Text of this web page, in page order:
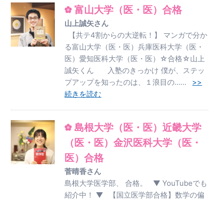
富山大学（医・医）合格
山上誠矢さん
【共テ4割からの大逆転！】 マンガで分か
る富山大学（医・医）兵庫医科大学（医・
医）愛知医科大学（医・医）☆合格☆山上
誠矢くん 入塾のきっかけ 僕が、ステッ
プアップを知ったのは、１浪目の…… >>
続きを読む
島根大学（医・医）近畿大学
（医・医）金沢医科大学（医・
医）合格
菅晴香さん
島根大学医学部、 合格。 ▼ YouTubeでも
紹介中！ ▼ 【国立医学部合格】数学の偏